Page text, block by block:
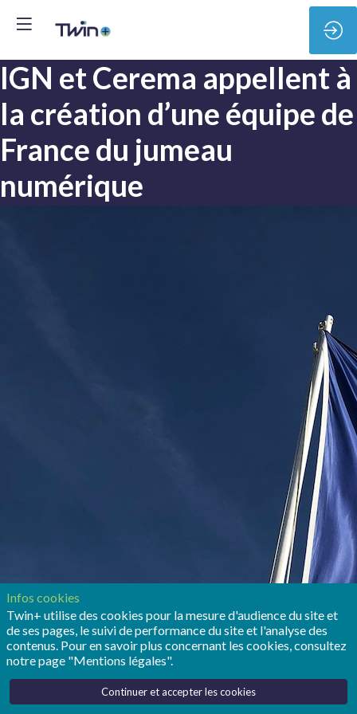
IGN et Cerema appellent à
la création d’une équipe de
France du jumeau
numérique
Infos cookies
Twin+ utilise des cookies pour la mesure d'audience du site et
de ses pages, le suivi de performance du site et l'analyse des
contenus. Pour en savoir plus concernant les cookies, consultez
notre page "Mentions légales".
Continuer et accepter les cookies